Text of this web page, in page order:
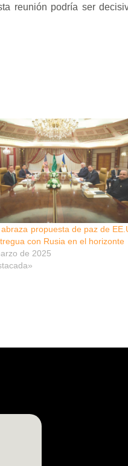
reunión podría ser
propuesta de paz de
con Rusia en el horizonte
de 2025